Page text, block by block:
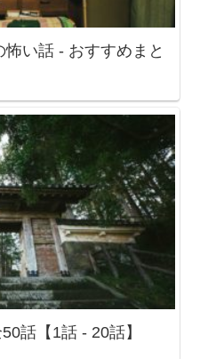
怖い話 - おすすめまと
話【1話 - 20話】